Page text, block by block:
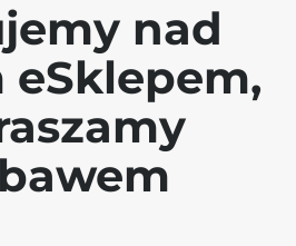
nad
eSklepem,